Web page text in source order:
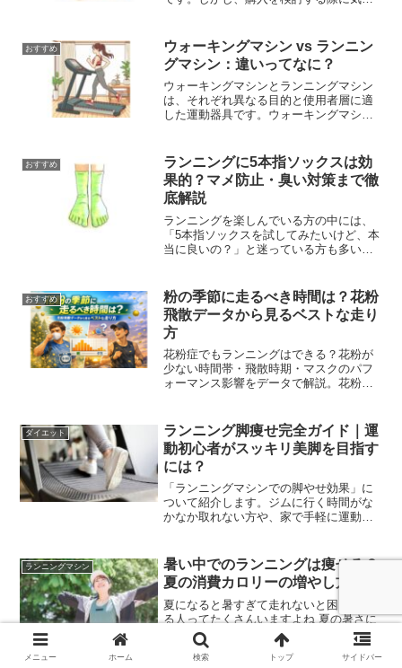
ね。そこで今回は、ランニングマシンの
耐用年数やメンテナンス、長く使うため
のポイントについて解説します。
おすすめ
ウォーキングマシン vs ランニン
グマシン：違いってなに？
ウォーキングマシンとランニングマシン
は、それぞれ異なる目的と使用者層に適
した運動器具です。ウォーキングマシン
ーニングを行いたい方に適しています。
ダイエット目的でも運動時間で調整可能
ですよ。
おすすめ
ランニングに5本指ソックスは効
果的？マメ防止・臭い対策まで徹
底解説
ランニングを楽しんでいる方の中には、
「5本指ソックスを試してみたいけど、本
当に良いの？」と迷っている方も多いの
詳しくご紹介します。ランニング時の快
適さを追求したい方読んでいただけると
うれしいです。
おすすめ
粉の季節に走るべき時間は？花粉
飛散データから見るベストな走り
方
花粉症でもランニングはできる？花粉が
少ない時間帯・飛散時期・マスクのパフ
ォーマンス影響をデータで解説。花粉シ
ダイエット
ランニング脚痩せ完全ガイド｜運
動初心者がスッキリ美脚を目指す
には？
「ランニングマシンでの脚やせ効果」に
ついて紹介します。ジムに行く時間がな
かなか取れない方や、家で手軽に運動を
ニングマシンって最高ですよ♪
ランニングマシン
暑い中でのランニングは痩せる？
夏の消費カロリーの増やし方
夏になると暑すぎて走れないと困ってい
る人ってたくさんいますよね 夏の暑さに
負けずにランニングを楽しむ方法を紹介
します
メニュー ホーム 検索 トップ サイドバー